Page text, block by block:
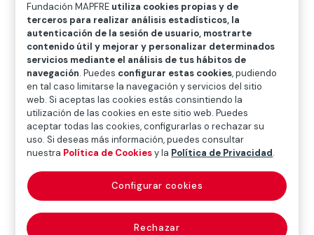
V
W X Y Z
Diccionario de seguros
diligencias
preliminares
(preliminary
inquiry)
Fundación MAPFRE utiliza cookies propias y de
terceros para realizar análisis estadísticos, la
autenticación de la sesión de usuario, mostrarte
contenido útil y mejorar y personalizar determinados
servicios mediante el análisis de tus hábitos de
navegación. Puedes configurar estas cookies, pudiendo
en tal caso limitarse la navegación y servicios del sitio
web. Si aceptas las cookies estás consintiendo la
utilización de las cookies en este sitio web. Puedes
aceptar todas las cookies, configurarlas o rechazar su
uso. Si deseas más información, puedes consultar
nuestra Política de Cookiesy la Política de Privacidad.
Rechazar
Configurar cookies